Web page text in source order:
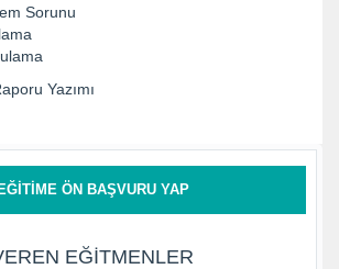
Sorunu
Yazımı
ÖN BAŞVURU YAP
EĞITMENLER